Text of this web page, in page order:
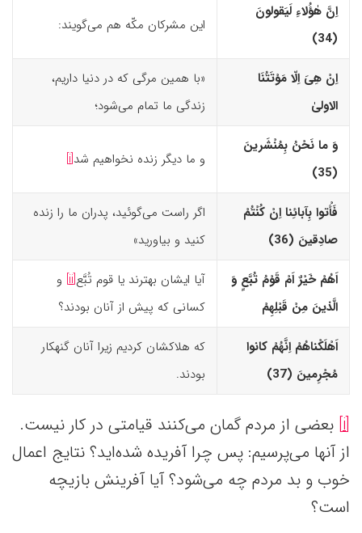
اِنَّ هٰؤُلاءِ لَیَقولونَ
(34)‏
این مشرکان مکّه هم می‌گویند:
اِنْ هِیَ اِلّا مَوْتَتُنَا
الاولیٰ
«با همین مرگی که در دنیا داریم،
زندگی ما تمام می‌شود؛
وَ ما نَحْنُ بِمُنْشَرینَ
(35)‏
و ما دیگر زنده نخواهیم شد[i]
فَأْتوا بِآبائِنا اِنْ کُنْتُمْ
صادِقینَ (36)‏
اگر راست می‌گوئید، پدران ما را زنده
کنید و بیاورید»
اَهُمْ خَیْرٌ اَمْ قَوْمُ تُبَّعٍ وَ
الَّذینَ مِنْ قَبْلِهِمْ
آیا ایشان بهترند یا قوم تُبَّع[ii]
و
کسانی که پیش از آنان بودند؟
اَهْلَکْناهُمْ اِنَّهُمْ کانوا
مُجْرِمینَ (37)‏
که هلاکشان کردیم زیرا آنان گنهکار
بودند.
[i] بعضی از مردم گمان می‌کنند قیامتی در کار نیست.
از آنها می‌پرسیم: پس چرا آفریده شده‌اید؟ نتایج اعمال
خوب و بد مردم چه می‌شود؟ آیا آفرینش بازیچه
است؟